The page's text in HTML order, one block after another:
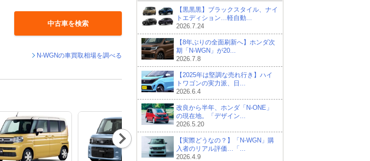
中古車を検索
N-WGNの車買取相場を調べる
Nex
t
【黒黒黒】ブラックスタイル、ナイ
トエディション…軽自動...
2026.7.24
【8年ぶりの全面刷新へ】ホンダ次
期「N-WGN」が20...
2026.7.8
【2025年は堅調な売れ行き】ハイ
トワゴンの実力派、日...
2026.6.4
改良から半年、ホンダ「N-ONE」
の現在地。「デザイン...
2026.5.20
【実際どうなの？】「N-WGN」購
入者のリアル評価…「...
2026.4.9